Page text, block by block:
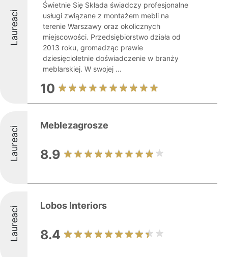
Laureaci
Świetnie Się Składa świadczy profesjonalne
usługi związane z montażem mebli na
terenie Warszawy oraz okolicznych
miejscowości. Przedsiębiorstwo działa od
2013 roku, gromadząc prawie
dziesięcioletnie doświadczenie w branży
meblarskiej. W swojej ...
10
Laureaci Meblezagrosze
8.9
Laureaci Lobos Interiors
8.4